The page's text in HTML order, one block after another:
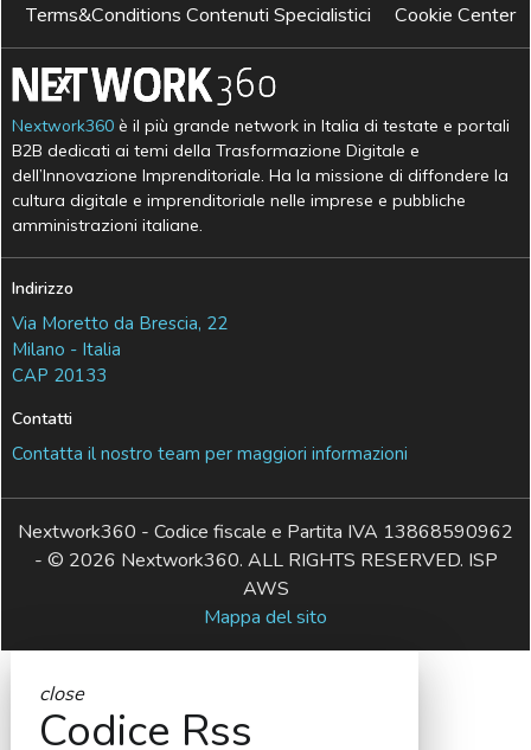
Terms&Conditions Contenuti Specialistici
Cookie Center
Nextwork360 è il più grande network in Italia di testate e portali
B2B dedicati ai temi della Trasformazione Digitale e
dell’Innovazione Imprenditoriale. Ha la missione di diffondere la
cultura digitale e imprenditoriale nelle imprese e pubbliche
amministrazioni italiane.
Indirizzo
Via Moretto da Brescia, 22
Milano - Italia
CAP 20133
Contatti
Contatta il nostro team per maggiori informazioni
Nextwork360 - Codice fiscale e Partita IVA 13868590962
- © 2026 Nextwork360. ALL RIGHTS RESERVED. ISP
AWS
Mappa del sito
close
Codice Rss